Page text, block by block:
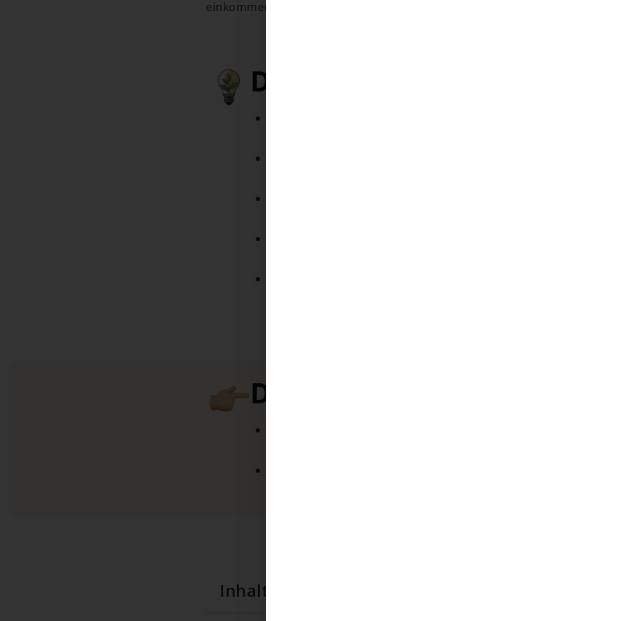
einkommensabhängigen Boni.
Das Wichtigste in Kürze
Gefördert werden Einzelmaßnahmen, Heizungstausch,
Komplettsanierungen und Maßnahmen rund um erneuerbare
gestellt werden,
: Das Budget für KfW-261-Kredite wurde um 58 %
Direkt aktiv werden
Inhaltsverzeichnis